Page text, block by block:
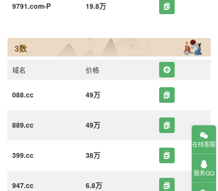
9791.com-P 19.8万
3数
域名 价格
088.cc 49万
889.cc 49万
399.cc 38万
947.cc 6.8万
在线客服
服务QQ